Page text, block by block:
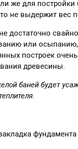
же для постройки
не выдержит вес
достаточно
или
построек
древесины.
баней будет
фундамента